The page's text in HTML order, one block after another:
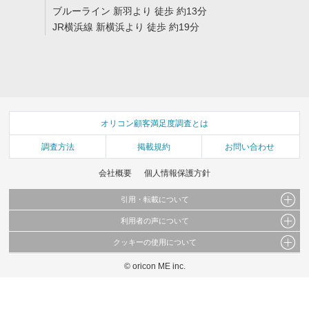
ブルーライン 新羽より 徒歩 約13分
JR横浜線 新横浜より 徒歩 約19分
オリコン顧客満足度調査とは
調査方法 掲載規約 お問い合わせ
会社概要 個人情報保護方針
引用・転載について
当サイトで公開されている情報（文字、写真、イラスト、画像データ等）及びこれらの配
これらの情報を権利者の許可なく無断転載・複製などの二次利用を行うことは固く禁じて
利用者の声について
当サイトに掲載している内容はすべてサービスの利用者が提出された見解・感想です。
弊社の見解・ 意見ではないことをご理解いただいた上でご覧ください。
クッキーの使用について
このサイトでは Cookie を使用して、ユーザーに合わせたコンテンツや広告の表示、ソー
© oricon ME inc.